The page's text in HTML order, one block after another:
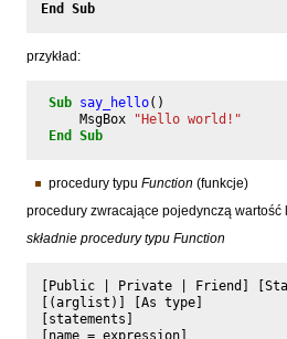
End Sub
przykład:
Sub say_hello()
MsgBox
"Hello world!"
End
Sub
procedury typu Function (funkcje)
procedury zwracające pojedynczą wartość
składnie procedury typu Function
[Public | Private | Friend]
[(arglist)] [As type]
[statements]
[name = expression]